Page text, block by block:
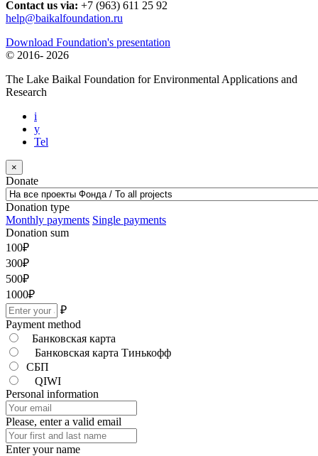
Contact us via: +7 (963) 611 25 92
help@baikalfoundation.ru
Download Foundation's presentation
© 2016- 2026
The Lake Baikal Foundation for Environmental Applications and
Research
i
y
Tel
×
Donate
Donation type
Monthly payments Single payments
Donation sum
100₽
300₽
500₽
1000₽
₽
Payment method
Банковская карта
Банковская карта Тинькофф
СБП
QIWI
Personal information
Please, enter a valid email
Enter your name